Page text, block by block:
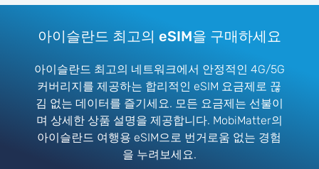
아이슬란드 최고의 eSIM을 구매하세요
아이슬란드 최고의 네트워크에서 안정적인 4G/5G
커버리지를 제공하는 합리적인 eSIM 요금제로 끊
김 없는 데이터를 즐기세요. 모든 요금제는 선불이
며 상세한 상품 설명을 제공합니다. MobiMatter의
아이슬란드 여행용 eSIM으로 번거로움 없는 경험
을 누려보세요.